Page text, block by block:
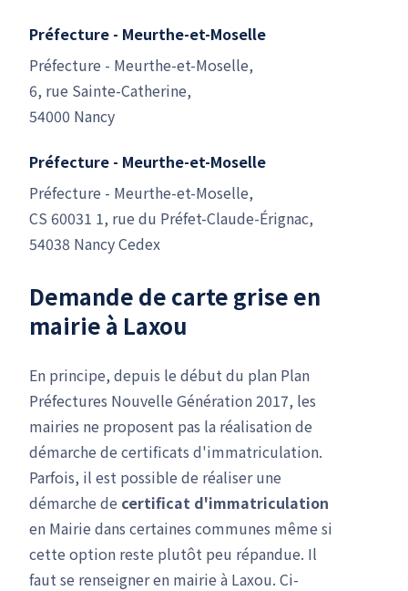
Préfecture - Meurthe-et-Moselle
Préfecture - Meurthe-et-Moselle,
6, rue Sainte-Catherine,
54000 Nancy
Préfecture - Meurthe-et-Moselle
Préfecture - Meurthe-et-Moselle,
CS 60031 1, rue du Préfet-Claude-Érignac,
54038 Nancy Cedex
Demande de carte grise en
mairie à Laxou
En principe, depuis le début du plan Plan
Préfectures Nouvelle Génération 2017, les
mairies ne proposent pas la réalisation de
démarche de certificats d'immatriculation.
Parfois, il est possible de réaliser une
démarche de certificat d'immatriculation
en Mairie dans certaines communes même si
cette option reste plutôt peu répandue. Il
faut se renseigner en mairie à Laxou. Ci-